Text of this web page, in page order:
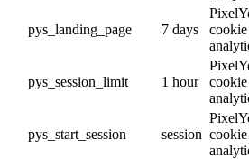
pys_landing_page 7 days
cookie
pys_session_limit 1 hour
cookie
pys_start_session session cookie